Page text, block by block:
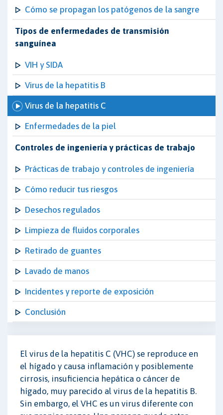
Cómo se propagan los patógenos de la sangre
Tipos de enfermedades de transmisión
sanguínea
VIH y SIDA
Virus de la hepatitis B
Virus de la hepatitis C
Enfermedades de la piel
Controles de ingeniería y prácticas de trabajo
Prácticas de trabajo y controles de ingeniería
Cómo reducir tus riesgos
Desechos regulados
Limpieza de fluidos corporales
Retirado de guantes
Lavado de manos
Incidentes y reporte de exposición
Conclusión
El virus de la hepatitis C (VHC) se reproduce en
el hígado y causa inflamación y posiblemente
cirrosis, insuficiencia hepática o cáncer de
hígado, muy parecido al virus de la hepatitis B.
Sin embargo, el VHC es un virus diferente con